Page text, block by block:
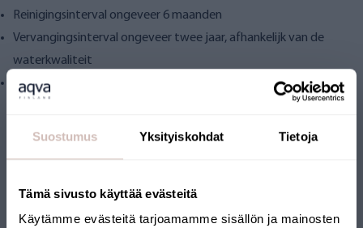
Suostumus Yksityiskohdat Tietoja
Tämä sivusto käyttää evästeitä
Käytämme evästeitä tarjoamamme sisällön ja mainosten
Reinigingsinterval ongeveer 6 maanden
Vervangingsinterval ongeveer twee jaar, afhankelijk van de
waterkwaliteit
Past op E360